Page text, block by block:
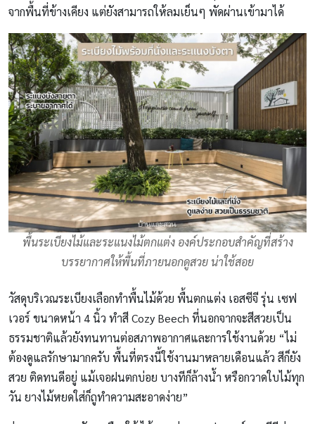
จากพื้นที่ข้างเคียง แต่ยังสามารถให้ลมเย็นๆ พัดผ่านเข้ามาได้
พื้นระเบียงไม้และระแนงไม้ตกแต่ง องค์ประกอบสำคัญที่สร้าง
บรรยากาศให้พื้นที่ภายนอกดูสวย น่าใช้สอย
วัสดุบริเวณระเบียงเลือกทำพื้นไม้ด้วย พื้นตกแต่ง เอสซีจี รุ่น เซฟ
เวอร์ ขนาดหน้า 4 นิ้ว ทำสี Cozy Beech ที่นอกจากจะสีสวยเป็น
ธรรมชาติแล้วยังทนทานต่อสภาพอากาศและการใช้งานด้วย “ไม่
ต้องดูแลรักษามากครับ พื้นที่ตรงนี้ใช้งานมาหลายเดือนแล้ว สีก็ยัง
สวย ติดทนดีอยู่ แม้เจอฝนตกบ่อย บางทีก็ล้างน้ำ หรือกวาดใบไม้ทุก
วัน ยางไม้หยดใส่ก็ถูทำความสะอาดง่าย”